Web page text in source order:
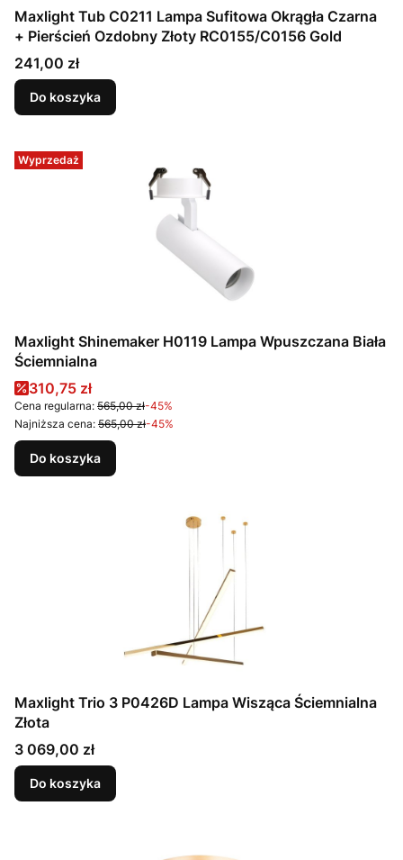
Maxlight Tub C0211 Lampa Sufitowa Okrągła Czarna
+ Pierścień Ozdobny Złoty RC0155/C0156 Gold
Cena
241,00 zł
Do koszyka
Wyprzedaż
Maxlight Shinemaker H0119 Lampa Wpuszczana Biała
Ściemnialna
Cena promocyjna
310,75 zł
Cena regularna: 565,00 zł-45%
Najniższa cena: 565,00 zł-45%
Do koszyka
Maxlight Trio 3 P0426D Lampa Wisząca Ściemnialna
Złota
Cena
3 069,00 zł
Do koszyka